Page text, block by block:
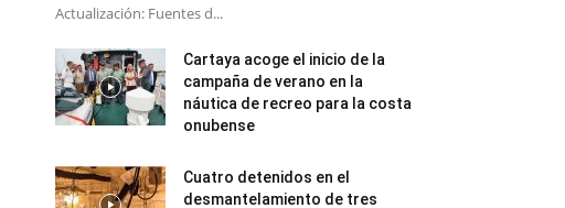
Actualización: Fuentes d...
Cartaya acoge el inicio de la
campaña de verano en la
náutica de recreo para la costa
onubense
Cuatro detenidos en el
desmantelamiento de tres